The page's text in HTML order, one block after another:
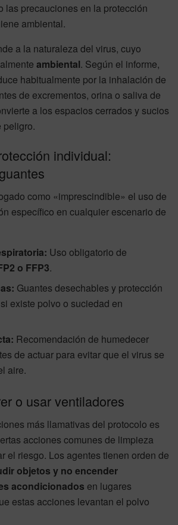
las precauciones en la protección
ambiental.
a la naturaleza del virus, cuyo
ambiental. Según el informe,
habitualmente por la inhalación de
de excrementos, orina o saliva de
a los espacios cerrados y sucios
peligro.
individual:
como «imprescindible» el uso de
específico en cualquier escenario de
Uso obligatorio de
o FFP3.
Guantes desechables y protección
existe polvo o suciedad en
Recomendación de humedecer
de actuar para evitar que el virus se
aire.
o usar ventiladores
más llamativas del protocolo es
acciones comunes de limpieza
el riesgo. Los agentes tienen orden de
objetos y no encender
acondicionados en lugares
estas acciones levantan el polvo